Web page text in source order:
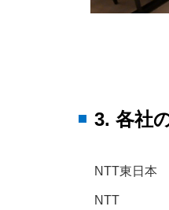
3. 各社
NTT東日本
NTT